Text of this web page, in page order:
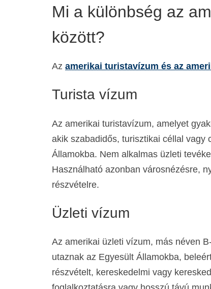
Mi a különbség az
között?
Az amerikai turistavízum és az
Turista vízum
Az amerikai turistavízum, amelyet
akik szabadidős, turisztikai céllal vagy
Államokba. Nem alkalmas üzleti
Használható azonban városnézésre,
részvételre.
Üzleti vízum
Az amerikai üzleti vízum, más néven
utaznak az Egyesült Államokba,
részvételt, kereskedelmi vagy